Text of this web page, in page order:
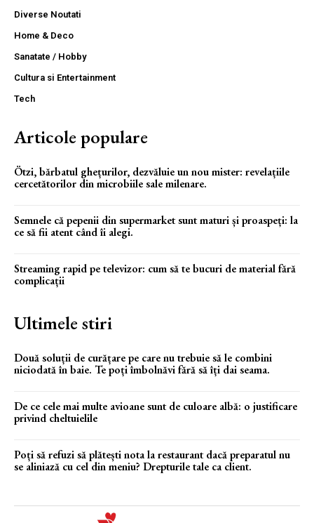
Diverse Noutati
Home & Deco
Sanatate / Hobby
Cultura si Entertainment
Tech
Articole populare
Ötzi, bărbatul ghețurilor, dezvăluie un nou mister: revelațiile
cercetătorilor din microbiile sale milenare.
Semnele că pepenii din supermarket sunt maturi și proaspeți: la
ce să fii atent când îi alegi.
Streaming rapid pe televizor: cum să te bucuri de material fără
complicații
Ultimele stiri
Două soluții de curățare pe care nu trebuie să le combini
niciodată în baie. Te poți îmbolnăvi fără să îți dai seama.
De ce cele mai multe avioane sunt de culoare albă: o justificare
privind cheltuielile
Poți să refuzi să plătești nota la restaurant dacă preparatul nu
se aliniază cu cel din meniu? Drepturile tale ca client.